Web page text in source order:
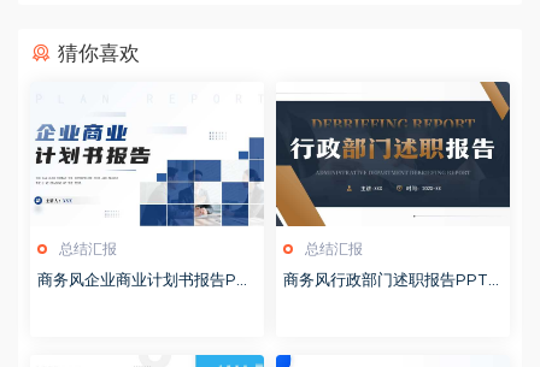
猜你喜欢
总结汇报
商务风企业商业计划书报告PP
总结汇报
商务风行政部门述职报告PPT